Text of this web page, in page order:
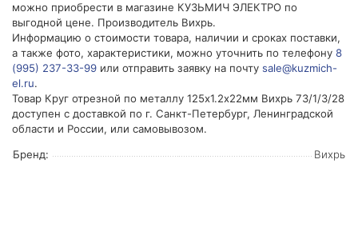
можно приобрести в магазине КУЗЬМИЧ ЭЛЕКТРО по
выгодной цене. Производитель Вихрь.
Информацию о стоимости товара, наличии и сроках поставки,
а также фото, характеристики, можно уточнить по телефону 8
(995) 237-33-99 или отправить заявку на почту sale@kuzmich-
el.ru.
Товар Круг отрезной по металлу 125х1.2х22мм Вихрь 73/1/3/28
доступен с доставкой по г. Санкт-Петербург, Ленинградской
области и России, или самовывозом.
Бренд:
Вихрь